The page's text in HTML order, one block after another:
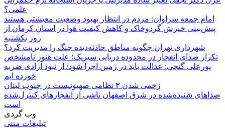
علمی؟
امام جمعه سراوان: مردم در انتظار بهبود وضعیت معیشتی هستند
پیش‌بینی خیزش گردوخاک و کاهش کیفیت هوا در استان کرمان از
روز یکشنبه
شهرداری تهران چگونه مناطق حادثه‌دیده جنگ را مدیریت کرد؟
تکرار صدای انفجار در محدوده دریایی سیریک؛ علت هنوز نامشخص
پورعلی گنجی: عدالت باید در زمین اجرا شود/ از نبود آزادی ضربه
خورده ایم
زخمی شدن ۳ نظامی صهیونیست در جنوب لبنان
صداهای شنیده‌شده در شرق اصفهان ناشی از انفجارهای کنترل‌شده
است
وب گردی
تبلیغات متنی